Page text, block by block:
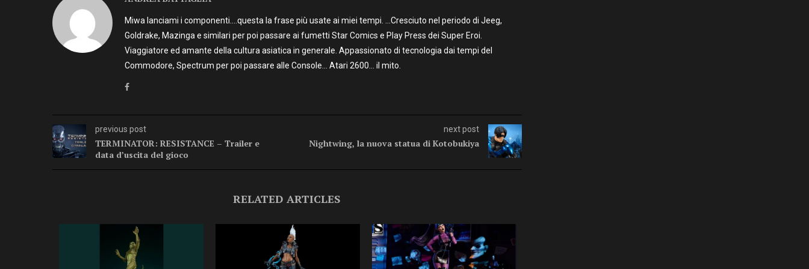
Miwa lanciami i componenti….questa la frase più usate ai miei tempi. …Cresciuto nel periodo di Jeeg,
Goldrake, Mazinga e similari per poi passare ai fumetti Star Comics e Play Press dei Super Eroi.
Viaggiatore ed amante della cultura asiatica in generale. Appassionato di tecnologia dai tempi del
Commodore, Spectrum per poi passare alle Console… Atari 2600… il mito.
previous post
TERMINATOR: RESISTANCE – Trailer e
data d’uscita del gioco
next post
Nightwing, la nuova statua di Kotobukiya
RELATED ARTICLES